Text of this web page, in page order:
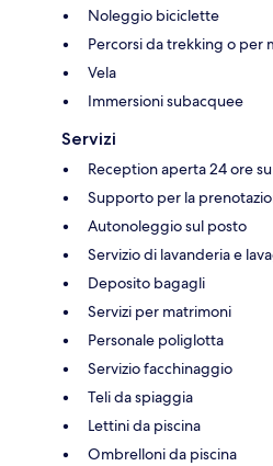
Noleggio biciclette
Percorsi da trekking o per
Vela
Immersioni subacquee
Servizi
Reception aperta 24 ore
Supporto per la
Autonoleggio sul posto
Servizio di lavanderia e
Deposito bagagli
Servizi per matrimoni
Personale poliglotta
Servizio facchinaggio
Teli da spiaggia
Lettini da piscina
Ombrelloni da piscina